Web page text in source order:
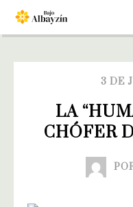
3 DE
LA
CHÓFER